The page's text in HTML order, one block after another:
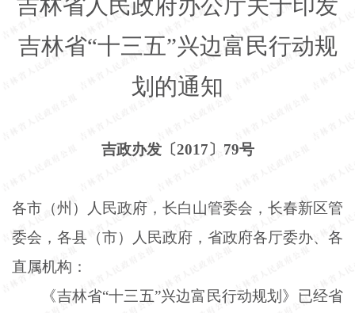
吉林省人民政府办公厅关于印发
吉林省“十三五”兴边富民行动规
划的通知
吉政办发〔2017〕79号
各市（州）人民政府，长白山管委会，长春新区管
委会，各县（市）人民政府，省政府各厅委办、各
直属机构：
《吉林省“十三五”兴边富民行动规划》已经省